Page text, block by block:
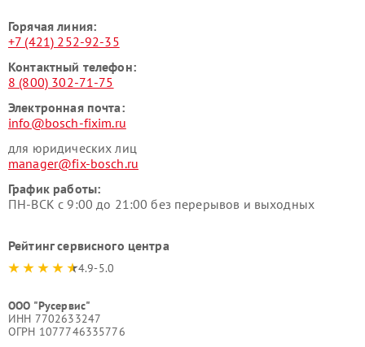
Горячая линия:
+7 (421) 252-92-35
Контактный телефон:
8 (800) 302-71-75
Электронная почта:
info@bosch-fixim.ru
для юридических лиц
manager@fix-bosch.ru
График работы:
ПН-ВСК с 9:00 до 21:00 без перерывов и выходных
Рейтинг сервисного центра
4.9-5.0
ООО "Русервис"
ИНН 7702633247
ОГРН 1077746335776